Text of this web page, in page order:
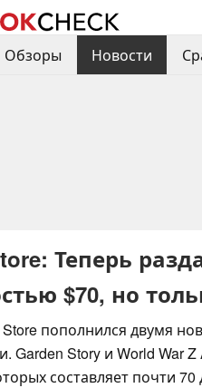
Обзоры Новости
Теперь
$70, но
пополнился двумя
Story и World War Z
составляет почти 70